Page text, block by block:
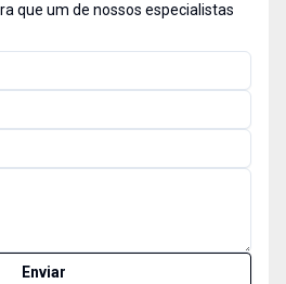
que um de nossos especialistas
Enviar